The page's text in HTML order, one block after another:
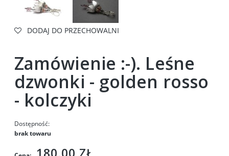
DODAJ DO PRZECHOWALNI
Zamówienie :-). Leśne
dzwonki - golden rosso
- kolczyki
Dostępność:
brak towaru